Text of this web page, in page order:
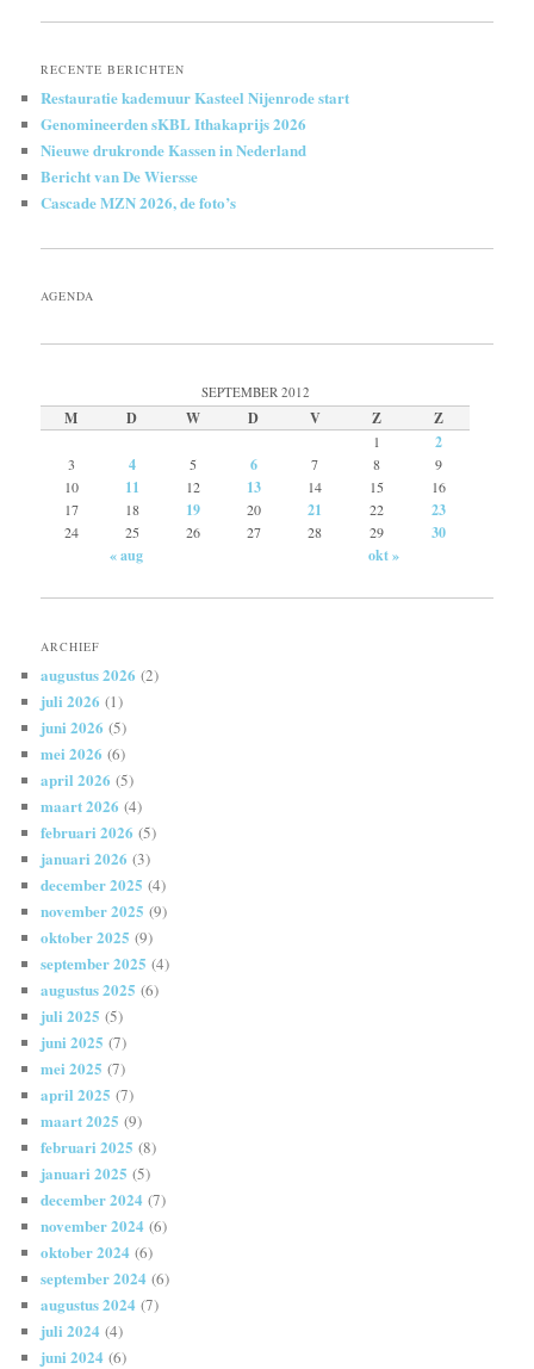
RECENTE BERICHTEN
Restauratie kademuur Kasteel Nijenrode start
Genomineerden sKBL Ithakaprijs 2026
Nieuwe drukronde Kassen in Nederland
Bericht van De Wiersse
Cascade MZN 2026, de foto’s
AGENDA
SEPTEMBER 2012
M D W D V Z Z
1 2
3 4 5 6 7 8
9
10
11 12 13 14 15
16
17
18 19 20 21 22 23
24 25 26 27 28 29
30
« aug
okt »
ARCHIEF
augustus 2026 (2)
juli 2026 (1)
juni 2026 (5)
mei 2026 (6)
april 2026 (5)
maart 2026 (4)
februari 2026 (5)
januari 2026 (3)
december 2025 (4)
november 2025 (9)
oktober 2025 (9)
september 2025 (4)
augustus 2025 (6)
juli 2025 (5)
juni 2025 (7)
mei 2025 (7)
april 2025 (7)
maart 2025 (9)
februari 2025 (8)
januari 2025 (5)
december 2024 (7)
november 2024 (6)
oktober 2024 (6)
september 2024 (6)
augustus 2024 (7)
juli 2024 (4)
juni 2024 (6)